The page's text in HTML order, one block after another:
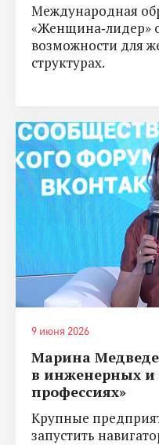
Международная
«Женщина‑лидер»
возможности для
структурах.
9 июня 2026
Марина
в инженерных и
профессиях»
Крупные
запустить